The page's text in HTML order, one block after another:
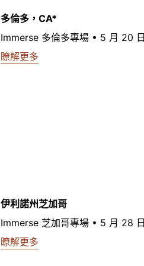
多倫多，CA*
Immerse 多倫多專場 • 5 月 20 日
瞭解更多
伊利諾州芝加哥
Immerse 芝加哥專場 • 5 月 28 日
瞭解更多